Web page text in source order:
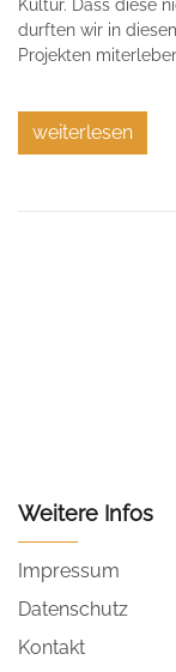
Kultur. Dass diese
durften wir in
Projekten
weiterlesen
Weitere Infos
Impressum
Datenschutz
Kontakt